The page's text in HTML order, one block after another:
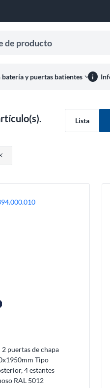
producto
y puertas batientesexpand_moreinfo
Lista
puertas de chapa
Tipo
4 estantes
RAL 5012